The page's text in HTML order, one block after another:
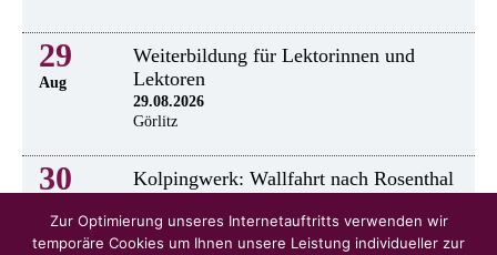
29
Aug
Weiterbildung für Lektorinnen und
Lektoren
29.08.2026
Görlitz
30 Kolpingwerk: Wallfahrt nach Rosenthal
Zur Optimierung unseres Internetauftritts verwenden wir
temporäre Cookies um Ihnen unsere Leistung individueller zur